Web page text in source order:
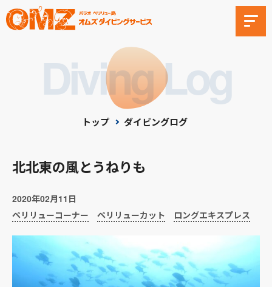
Diving Log
トップ ダイビングログ
北北東の風とうねりも
2020年02月11日
ペリリューコーナー
ペリリューカット ロングエキスプレス